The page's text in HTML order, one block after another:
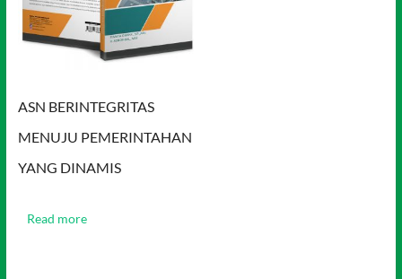
ASN BERINTEGRITAS
MENUJU PEMERINTAHAN
YANG DINAMIS
Read more